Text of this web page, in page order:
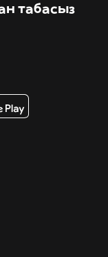
табасыз